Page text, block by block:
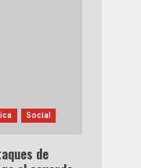
Social
de